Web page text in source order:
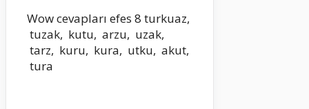
Wow cevapları efes 8 turkuaz,
tuzak, kutu, arzu, uzak,
tarz, kuru, kura, utku, akut,
tura